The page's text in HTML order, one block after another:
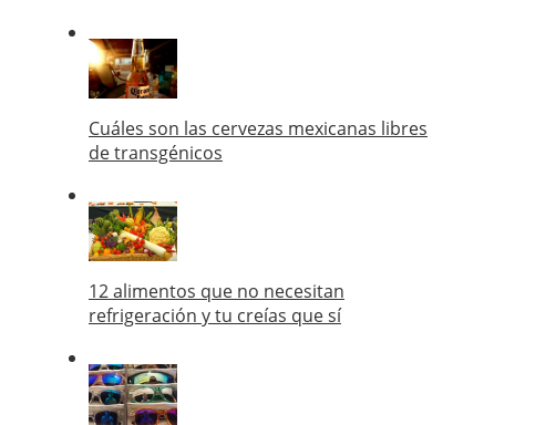
Cuáles son las cervezas mexicanas libres
de transgénicos
12 alimentos que no necesitan
refrigeración y tu creías que sí